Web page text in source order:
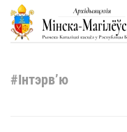
Skip to main
#Інтэрв’ю